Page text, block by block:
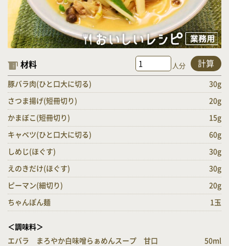
材料 人分 計算
豚バラ肉(ひと口大に切る) 30g
さつま揚げ(短冊切り) 20g
かまぼこ(短冊切り) 15g
キャベツ(ひと口大に切る) 60g
しめじ(ほぐす) 30g
えのきだけ(ほぐす) 30g
ピーマン(細切り) 20g
ちゃんぽん麺 1玉
＜調味料＞
エバラ まろやか白味噌らぁめんスープ 甘口
50ml